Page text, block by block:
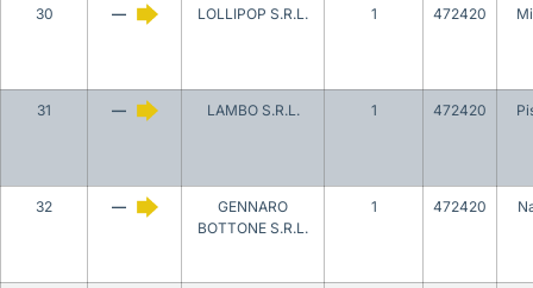
30 — LOLLIPOP S.R.L. 1 472420
31 — LAMBO S.R.L. 1 472420
32 —
GENNARO
BOTTONE S.R.L.
1 472420